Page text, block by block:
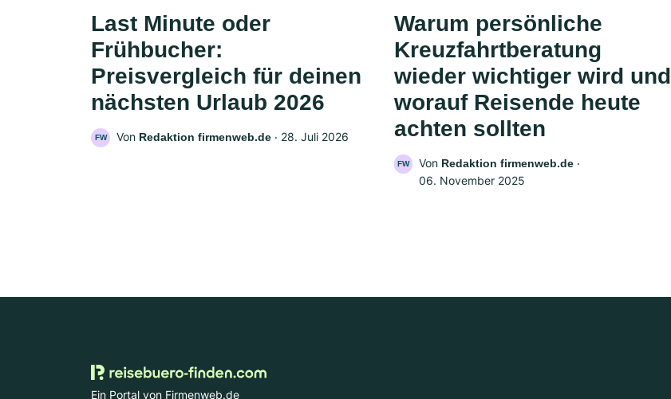
Last Minute oder
Frühbucher:
Preisvergleich für deinen
nächsten Urlaub 2026
FW Von Redaktion firmenweb.de ‧ 28. Juli 2026
Warum persönliche
Kreuzfahrtberatung
wieder wichtiger wird und
worauf Reisende heute
achten sollten
FW Von Redaktion firmenweb.de ‧
06. November 2025
Ein Portal von Firmenweb.de